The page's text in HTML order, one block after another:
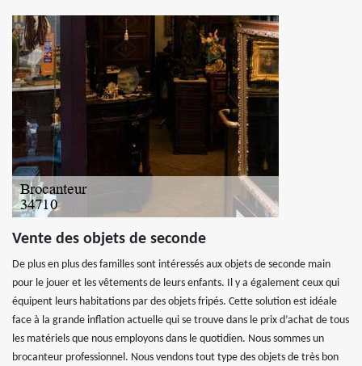
Vente des objets de seconde
De plus en plus des familles sont intéressés aux objets de seconde main
pour le jouer et les vêtements de leurs enfants. Il y a également ceux qui
équipent leurs habitations par des objets fripés. Cette solution est idéale
face à la grande inflation actuelle qui se trouve dans le prix d’achat de tous
les matériels que nous employons dans le quotidien. Nous sommes un
brocanteur professionnel. Nous vendons tout type des objets de très bon